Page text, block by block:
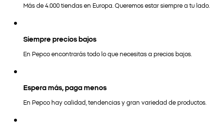
Más de 4.000 tiendas en Europa. Queremos estar siempre a tu lado.
Siempre precios bajos
En Pepco encontrarás todo lo que necesitas a precios bajos.
Espera más, paga menos
En Pepco hay calidad, tendencias y gran variedad de productos.